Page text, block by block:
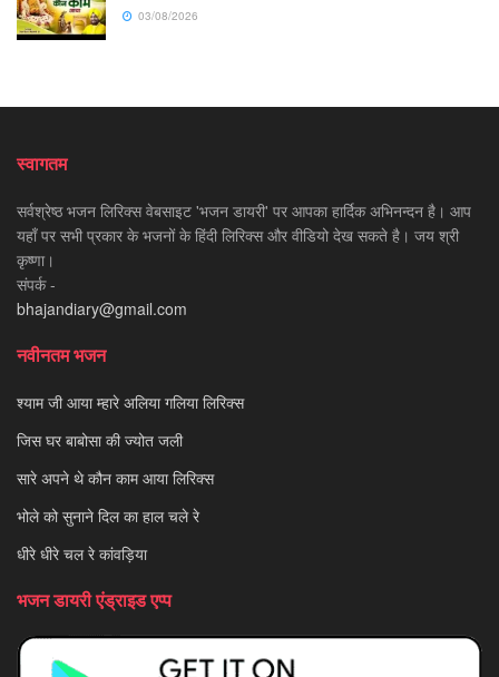
03/08/2026
स्वागतम
सर्वश्रेष्ठ भजन लिरिक्स वेबसाइट 'भजन डायरी' पर आपका हार्दिक अभिनन्दन है। आप
यहाँ पर सभी प्रकार के भजनों के हिंदी लिरिक्स और वीडियो देख सकते है। जय श्री
कृष्णा।
संपर्क -
bhajandiary@gmail.com
नवीनतम भजन
श्याम जी आया म्हारे अलिया गलिया लिरिक्स
जिस घर बाबोसा की ज्योत जली
सारे अपने थे कौन काम आया लिरिक्स
भोले को सुनाने दिल का हाल चले रे
धीरे धीरे चल रे कांवड़िया
भजन डायरी एंड्राइड एप्प